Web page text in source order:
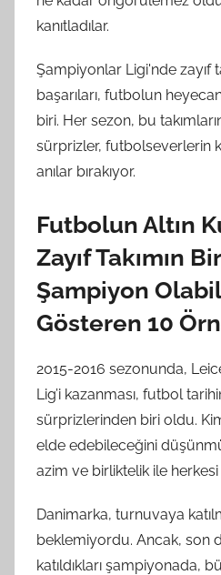
kanıtladılar.
Şampiyonlar Ligi'nde zayıf
başarıları, futbolun
biri. Her sezon, bu
sürprizler, futbolseverlerin
anılar bırakıyor.
Futbolun Altın
Zayıf Takımın
Şampiyon
Gösteren 10
2015-2016 sezonunda,
Lig’i kazanması, futbol
sürprizlerinden biri oldu.
elde edebileceğini
azim ve birliktelik ile herkesi
Danimarka, turnuvaya
beklemiyordu. Ancak, son
katıldıkları şampiyonada,